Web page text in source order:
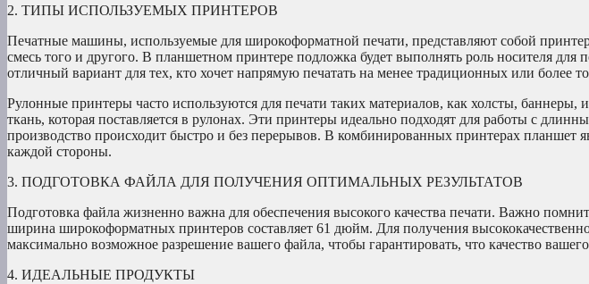
2. ТИПЫ ИСПОЛЬЗУЕМЫХ ПРИНТЕРОВ
Печатные машины, используемые для широкоформатной печати, представляют собой
смесь того и другого. В планшетном принтере подложка будет выполнять роль носителя
отличный вариант для тех, кто хочет напрямую печатать на менее традиционных или более
Рулонные принтеры часто используются для печати таких материалов, как холсты, баннеры,
ткань, которая поставляется в рулонах. Эти принтеры идеально подходят для работы с
производство происходит быстро и без перерывов. В комбинированных принтерах планшет
каждой стороны.
3. ПОДГОТОВКА ФАЙЛА ДЛЯ ПОЛУЧЕНИЯ ОПТИМАЛЬНЫХ РЕЗУЛЬТАТОВ
Подготовка файла жизненно важна для обеспечения высокого качества печати. Важно
ширина широкоформатных принтеров составляет 61 дюйм. Для получения
максимально возможное разрешение вашего файла, чтобы гарантировать, что качество
4. ИДЕАЛЬНЫЕ ПРОДУКТЫ